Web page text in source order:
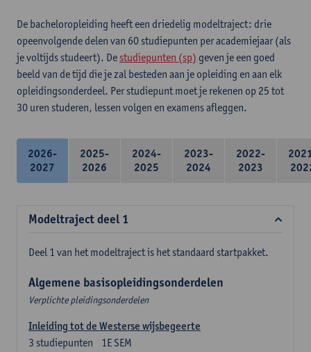
De bacheloropleiding heeft een driedelig modeltraject: drie
opeenvolgende delen van 60 studiepunten per academiejaar (als
je voltijds studeert). De studiepunten (sp) geven je een goed
beeld van de tijd die je zal besteden aan je opleiding en aan elk
opleidingsonderdeel. Per studiepunt moet je rekenen op 25 tot
30 uren studeren, lessen volgen en examens afleggen.
2026-
2027
2025-
2026
2024-
2025
2023-
2024
2022-
2023
Modeltraject deel 1
Deel 1 van het modeltraject is het standaard startpakket.
Algemene basisopleidingsonderdelen
Verplichte pleidingsonderdelen
Inleiding tot de Westerse wijsbegeerte
1E SEM
3 studiepunten